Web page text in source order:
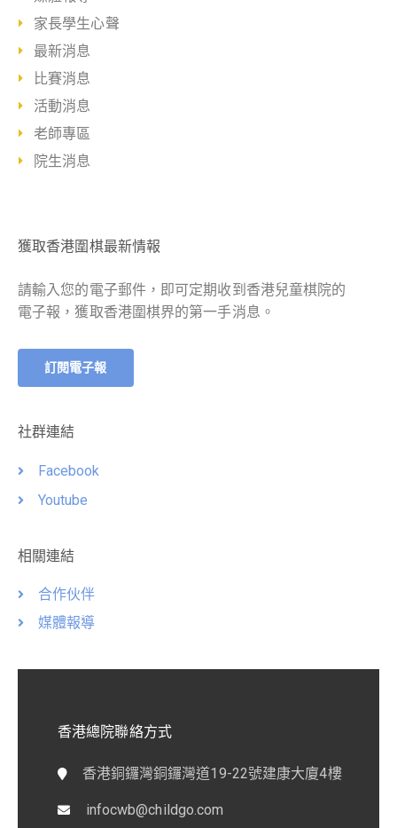
家長學生心聲
最新消息
比賽消息
活動消息
老師專區
院生消息
獲取香港圍棋最新情報
請輸入您的電子郵件，即可定期收到香港兒童棋院的
電子報，獲取香港圍棋界的第一手消息。
訂閱電子報
社群連結
Facebook
Youtube
相關連結
合作伙伴
媒體報導
香港總院聯絡方式
香港銅鑼灣銅鑼灣道19-22號建康大廈4樓
infocwb@childgo.com